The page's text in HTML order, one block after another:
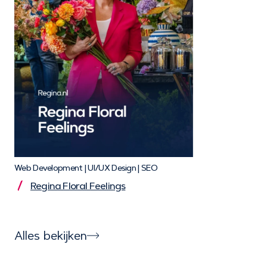
Alles bekijken
Web Development | UI/UX Design | SEO
Regina Floral Feelings